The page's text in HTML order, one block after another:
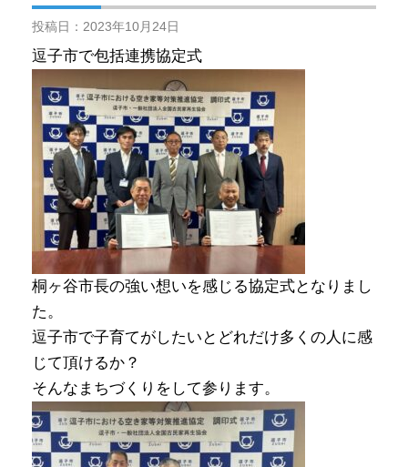
投稿日： 2023年10月24日
逗子市で包括連携協定式
桐ヶ谷市長の強い想いを感じる協定式となりまし
た。
逗子市で子育てがしたいとどれだけ多くの人に感
じて頂けるか？
そんなまちづくりをして参ります。